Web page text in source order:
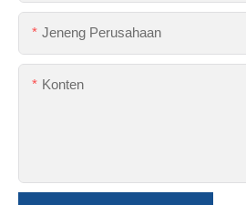
Jeneng Perusahaan
Konten